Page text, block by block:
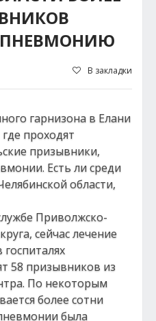
В закладки
гарнизона в Елани
проходят
призывники,
Есть ли среди
области,
Приволжско-
сейчас лечение
58 призывников из
По некоторым
более сотни
была